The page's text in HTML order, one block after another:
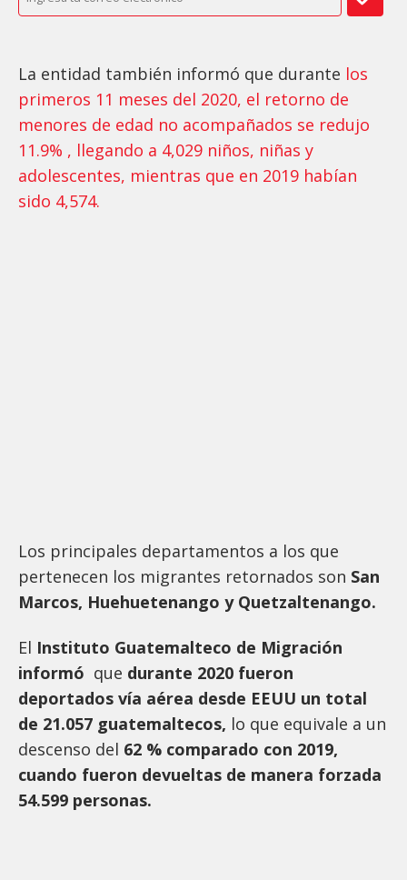
La entidad también informó que durante los
primeros 11 meses del 2020, el retorno de
menores de edad no acompañados se redujo
11.9% , llegando a 4,029 niños, niñas y
adolescentes, mientras que en 2019 habían
sido 4,574.
Los principales departamentos a los que
pertenecen los migrantes retornados son San
Marcos, Huehuetenango y Quetzaltenango.
El Instituto Guatemalteco de Migración
informó que durante 2020 fueron
deportados vía aérea desde EEUU un total
de 21.057 guatemaltecos, lo que equivale a un
descenso del 62 % comparado con 2019,
cuando fueron devueltas de manera forzada
54.599 personas.